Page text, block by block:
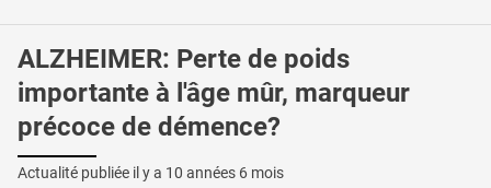
ALZHEIMER: Perte de poids
importante à l'âge mûr, marqueur
précoce de démence?
Actualité publiée il y a 10 années 6 mois